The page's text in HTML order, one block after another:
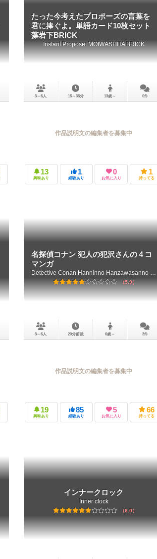
たった今考えたプロポーズの言葉を
君に捧ぐよ。単語カード10枚セット
藻岩下BRICK
Instant Propose: MOIWASHITA BRICK
3～6人 15～35分 13歳～ 0件
作品説明文の編集者を募集中
13
興味あり
1
経験あり
0
お気に入り
1
持ってる
名探偵コナン 犯人の犯沢さんの４コ
マンガ
Detective Conan Hanninno Hanzawasanno 4komamanga
5.9
3～6人 20分前後 6歳～ 3件
作品説明文の編集者を募集中
19
興味あり
85
経験あり
5
お気に入り
66
持ってる
インナークロック
Inner clock
6.0